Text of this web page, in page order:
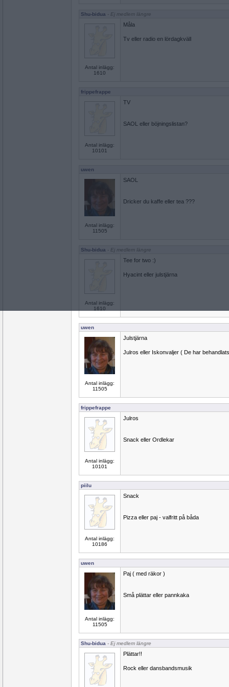
Shu-bidua - Ej medlem längre
Antal inlägg:
1610
Måla
Tv eller radio en lördagkväll
frippefrappe
Antal inlägg:
10101
TV
SAOL eller böjningslistan?
uwen
Antal inlägg:
11505
SAOL
Dricker du kaffe eller tea ???
Shu-bidua - Ej medlem längre
Antal inlägg:
1610
Tee for two :)
Hyacint eller julstjärna
uwen
Antal inlägg:
11505
Julstjärna
Julros eller Iskonvaljer ( De har
frippefrappe
Antal inlägg:
10101
Julros
Snack eller Ordlekar
piilu
Antal inlägg:
10186
Snack
Pizza eller paj - valfritt på båda
uwen
Antal inlägg:
11505
Paj ( med räkor )
Små plättar eller pannkaka
Shu-bidua - Ej medlem längre
Plättar!!
Rock eller dansbandsmusik